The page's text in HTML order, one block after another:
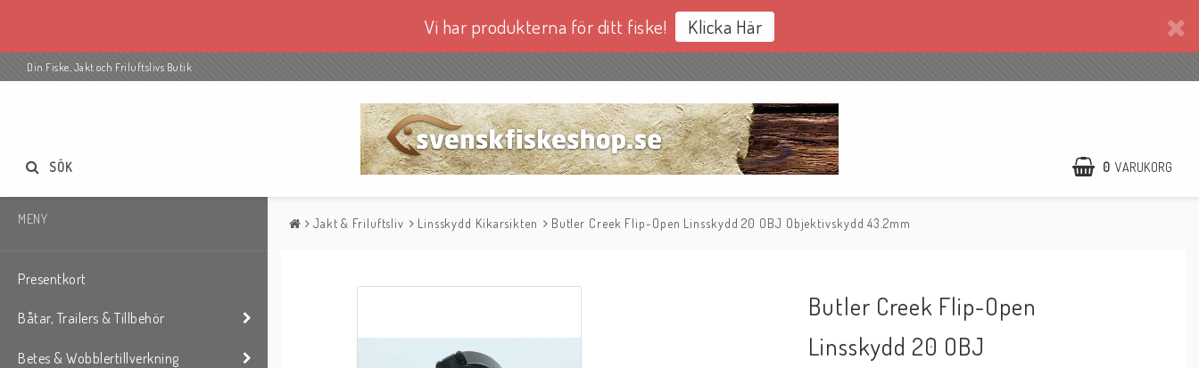
Vi har produkterna för ditt fiske! Klicka Här
Din Fiske, Jakt och Friluftslivs Butik
0 VARUKORG
SÖK
MENY
Presentkort
Båtar, Trailers & Tillbehör
Betes & Wobblertillverkning
Jakt & Friluftsliv Linsskydd Kikarsikten Butler Creek Flip-Open Linsskydd 20 OBJ Objektivskydd 43.2mm
Butler Creek Flip-Open
Linsskydd 20 OBJ